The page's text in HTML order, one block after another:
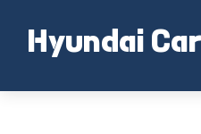
contentHyundai Car